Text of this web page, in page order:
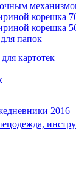
корешка
корешка
папок
картотек
2016